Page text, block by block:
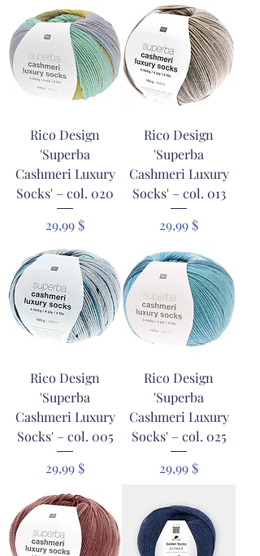
Rico Design
'Superba
Cashmeri Luxury
Socks' – col. 020
Prix
29,99 $
Rico Design
'Superba
Cashmeri Luxury
Socks' – col. 013
Prix
29,99 $
Rico Design
'Superba
Cashmeri Luxury
Socks' – col. 005
Prix
29,99 $
Rico Design
'Superba
Cashmeri Luxury
Socks' – col. 025
Prix
29,99 $